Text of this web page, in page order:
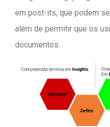
em post-its, que podem
além de permitir que os
documentos.